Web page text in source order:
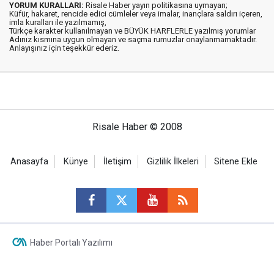
YORUM KURALLARI: Risale Haber yayın politikasına uymayan;
Küfür, hakaret, rencide edici cümleler veya imalar, inançlara saldırı içeren,
imla kuralları ile yazılmamış,
Türkçe karakter kullanılmayan ve BÜYÜK HARFLERLE yazılmış yorumlar
Adınız kısmına uygun olmayan ve saçma rumuzlar onaylanmamaktadır.
Anlayışınız için teşekkür ederiz.
Risale Haber © 2008
Anasayfa Künye İletişim Gizlilik İlkeleri Sitene Ekle
Haber Portalı Yazılımı